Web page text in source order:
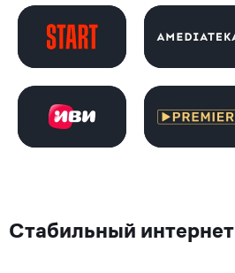
Стабильный интернет